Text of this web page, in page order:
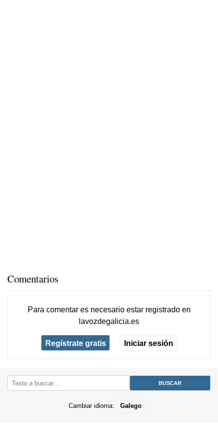
Comentarios
Para comentar es necesario estar registradoen
lavozdegalicia.es
Regístrate gratis Iniciar sesión
Cambiar idioma: Galego